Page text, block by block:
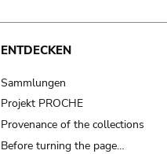
ENTDECKEN
Sammlungen
Projekt PROCHE
Provenance of the collections
Before turning the page…